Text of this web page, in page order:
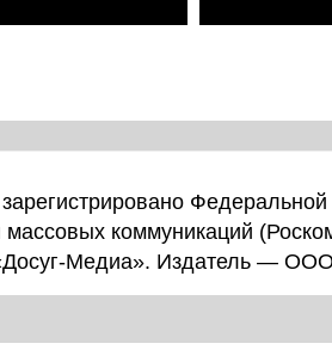
массовых коммуникаций
Медиа». Издатель —